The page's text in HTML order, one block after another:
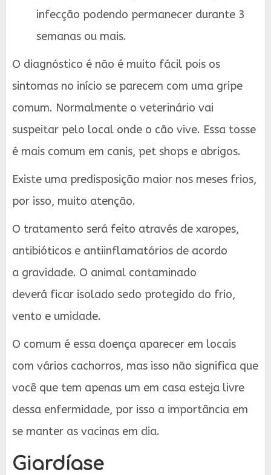
infecção podendo permanecer durante 3
semanas ou mais.
O diagnóstico é não é muito fácil pois os
sintomas no início se parecem com uma gripe
comum. Normalmente o veterinário vai
suspeitar pelo local onde o cão vive. Essa tosse
é mais comum em canis, pet shops e abrigos.
Existe uma predisposição maior nos meses frios,
por isso, muito atenção.
O tratamento será feito através de xaropes,
antibióticos e antiinflamatórios de acordo
a gravidade. O animal contaminado
deverá ficar isolado sedo protegido do frio,
vento e umidade.
O comum é essa doença aparecer em locais
com vários cachorros, mas isso não significa que
você que tem apenas um em casa esteja livre
dessa enfermidade, por isso a importância em
se manter as vacinas em dia.
Giardíase